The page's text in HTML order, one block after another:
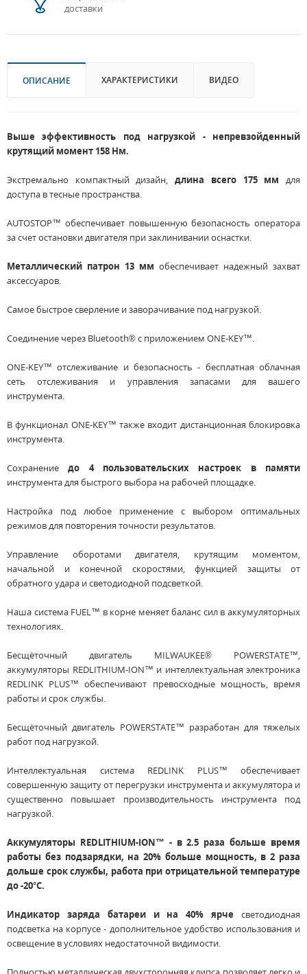
доставки
ОПИСАНИЕ ХАРАКТЕРИСТИКИ ВИДЕО
Выше эффективность под нагрузкой - непревзойденный
крутящий момент 158 Нм.
Экстремально компактный дизайн,длина всего 175 мм для
доступа в тесные пространства.
AUTOSTOP™ обеспечивает повышенную безопасность оператора
за счет остановки двигателя при заклинивании оснастки.
Металлический патрон 13 мм обеспечивает надежный захват
аксессуаров.
Самое быстрое сверление и заворачивание под нагрузкой.
Соединение через Bluetooth® с приложением ONE-KEY™.
ONE-KEY™ отслеживание и безопасность - бесплатная облачная
сеть отслеживания и управления запасами для вашего
инструмента.
В функционал ONE-KEY™ также входит дистанционная блокировка
инструмента.
Сохранение до 4 пользовательских настроек в памяти
инструмента для быстрого выбора на рабочей площадке.
Настройка под любое применение с выбором оптимальных
режимов для повторения точности результатов.
Управление оборотами двигателя, крутящим моментом,
начальной и конечной скоростями, функцией защиты от
обратного удара и светодиодной подсветкой.
Наша система FUEL™ в корне меняет баланс сил в аккумуляторных
технологиях.
Бесщёточный двигатель MILWAUKEE® POWERSTATE™,
аккумуляторы REDLITHIUM-ION™ и интеллектуальная электроника
REDLINK PLUS™ обеспечивают превосходные мощность, время
работы и срок службы.
Бесщёточный двигатель POWERSTATE™ разработан для тяжелых
работ под нагрузкой.
Интеллектуальная система REDLINK PLUS™ обеспечивает
совершенную защиту от перегрузки инструмента и аккумулятора и
существенно повышает производительность инструмента под
нагрузкой.
Аккумуляторы REDLITHIUM-ION™ - в 2.5 раза больше время
работы без подзарядки, на 20% больше мощность, в 2 раза
дольше срок службы, работа при отрицательной температуре
до -20°С.
Индикатор заряда батареи и на 40% ярче светодиодная
подсветка на корпусе - дополнительное удобство использования и
освещение в условиях недостаточной видимости.